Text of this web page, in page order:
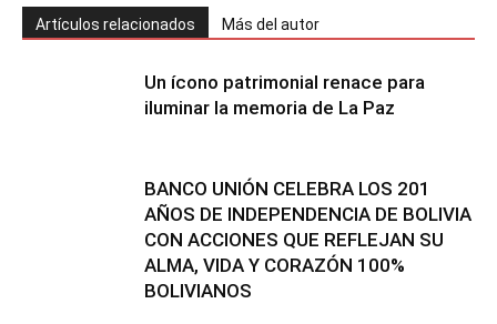
Artículos relacionados Más del autor
Un ícono patrimonial renace para
iluminar la memoria de La Paz
BANCO UNIÓN CELEBRA LOS 201
AÑOS DE INDEPENDENCIA DE BOLIVIA
CON ACCIONES QUE REFLEJAN SU
ALMA, VIDA Y CORAZÓN 100%
BOLIVIANOS